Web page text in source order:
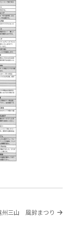
遠州三山 風鈴まつり